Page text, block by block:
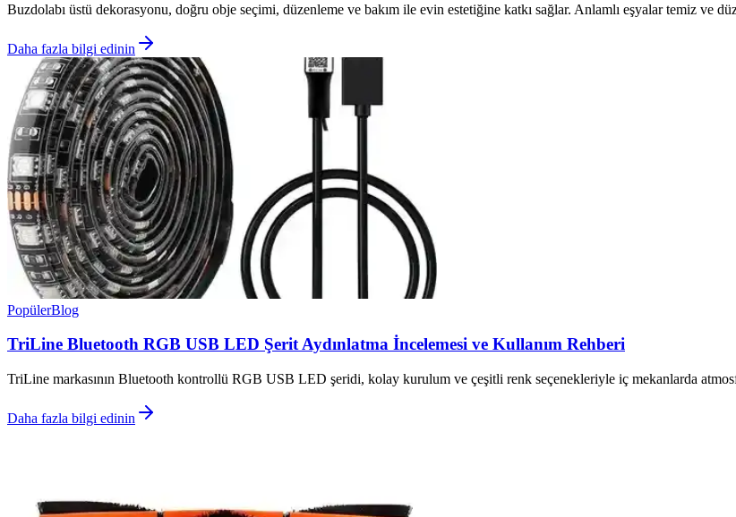
Buzdolabı üstü dekorasyonu, doğru obje seçimi, düzenleme ve bakım ile evin estetiğine katkı sağlar. Anlamlı eşyalar temiz ve
Daha fazla bilgi edinin
PopülerBlog
TriLine Bluetooth RGB USB LED Şerit Aydınlatma İncelemesi ve Kullanım Rehberi
TriLine markasının Bluetooth kontrollü RGB USB LED şeridi, kolay kurulum ve çeşitli renk seçenekleriyle iç mekanlarda
Daha fazla bilgi edinin